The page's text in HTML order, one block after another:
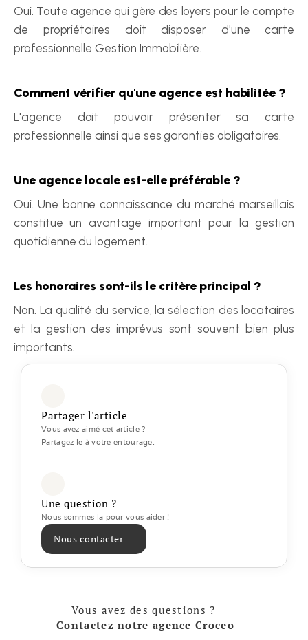
Oui. Toute agence qui gère des loyers pour le compte
de propriétaires doit disposer d'une carte
professionnelle Gestion Immobilière.
Comment vérifier qu'une agence est habilitée ?
L'agence doit pouvoir présenter sa carte
professionnelle ainsi que ses garanties obligatoires.
Une agence locale est-elle préférable ?
Oui. Une bonne connaissance du marché marseillais
constitue un avantage important pour la gestion
quotidienne du logement.
Les honoraires sont-ils le critère principal ?
Non. La qualité du service, la sélection des locataires
et la gestion des imprévus sont souvent bien plus
importants.
Partager l'article
Vous avez aimé cet article ?
Partagez le à votre entourage.
Une question ?
Nous sommes la pour vous aider !
Nous contacter
Vous avez des questions ?
Contactez notre agence Croceo